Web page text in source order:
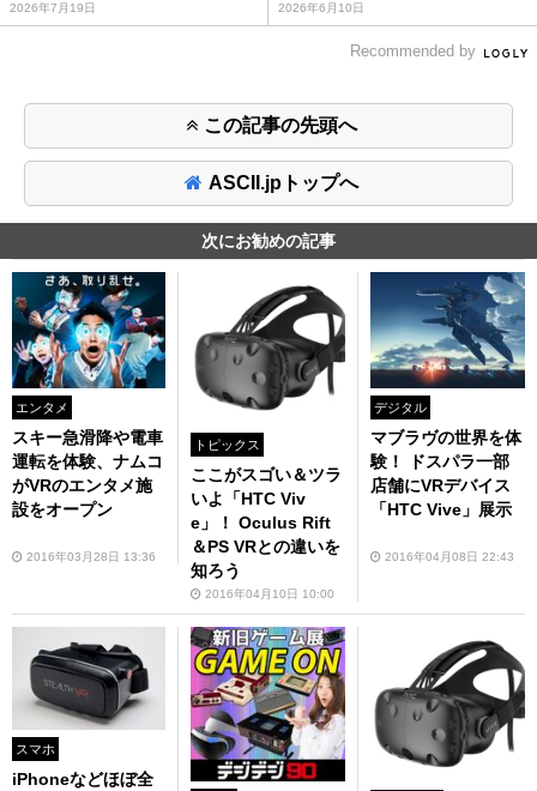
2026年7月19日 2026年6月10日
Recommended by
この記事の先頭へ
ASCII.jpトップへ
次にお勧めの記事
エンタメ
スキー急滑降や電車
運転を体験、ナムコ
がVRのエンタメ施
設をオープン
2016年03月28日 13:36
トピックス
ここがスゴい＆ツラ
いよ「HTC Viv
e」！ Oculus Rift
＆PS VRとの違いを
知ろう
2016年04月10日 10:00
デジタル
マブラヴの世界を体
験！ ドスパラ一部
店舗にVRデバイス
「HTC Vive」展示
2016年04月08日 22:43
スマホ
iPhoneなどほぼ全